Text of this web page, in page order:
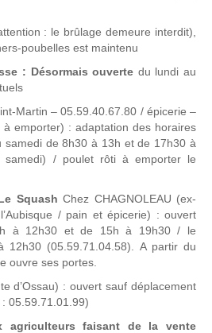
: le brûlage demeure interdit),
poubelles est maintenu
: Désormais ouverte du lundi au
Martin – 05.59.40.67.80 / épicerie –
emporter) : adaptation des horaires
samedi de 8h30 à 13h et de 17h30 à
samedi) / poulet rôti à emporter le
Squash Chez CHAGNOLEAU (ex-
/ pain et épicerie) : ouvert
à 12h30 et de 15h à 19h30 / le
12h30 (05.59.71.04.58). A partir du
ouvre ses portes.
d’Ossau) : ouvert sauf déplacement
05.59.71.01.99)
agriculteurs faisant de la vente